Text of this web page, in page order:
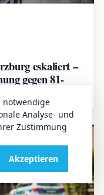
notwendige
Analyse- und
Zustimmung
Akzeptieren
eskaliert –
gegen 81-